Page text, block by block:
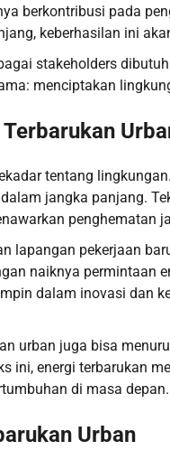
berkontribusi pada
keberhasilan ini
stakeholders
menciptakan
tentang
jangka panjang.
penghematan
lapangan pekerjaan
naiknya permintaan
dalam inovasi dan
urban juga bisa
ini, energi terbarukan
di masa depan.
Urban